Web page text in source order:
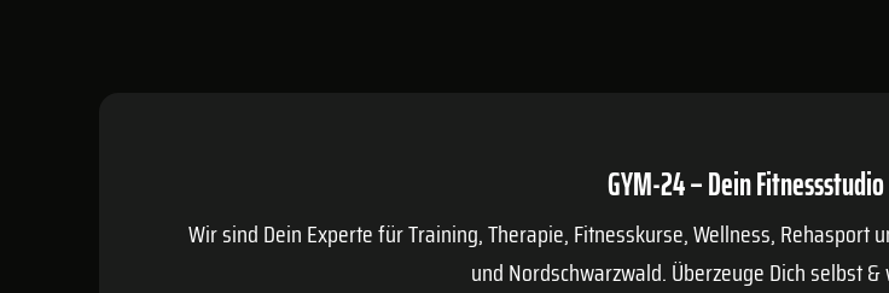
GYM-24 – Dein
Wir sind Dein Experte für Training, Therapie, Fitnesskurse, Wellness, Rehasport
und Nordschwarzwald. Überzeuge Dich selbst